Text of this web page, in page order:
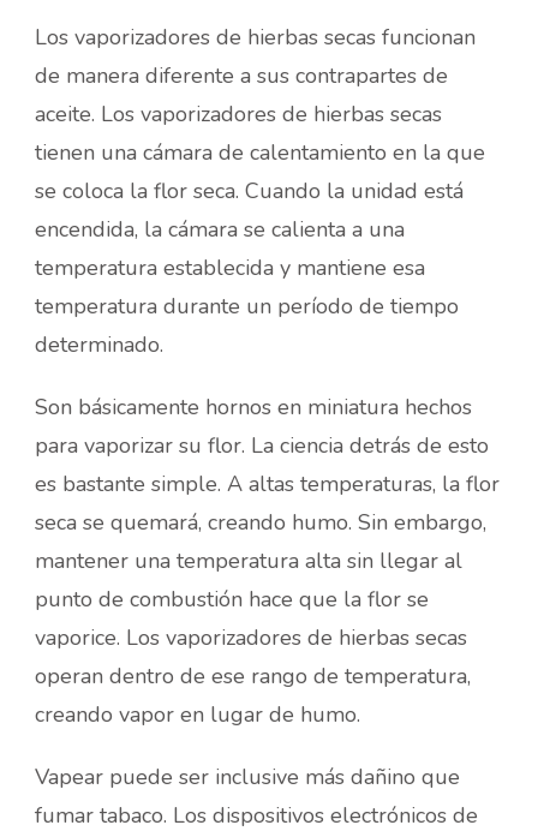
Los vaporizadores de hierbas secas funcionan
de manera diferente a sus contrapartes de
aceite. Los vaporizadores de hierbas secas
tienen una cámara de calentamiento en la que
se coloca la flor seca. Cuando la unidad está
encendida, la cámara se calienta a una
temperatura establecida y mantiene esa
temperatura durante un período de tiempo
determinado.
Son básicamente hornos en miniatura hechos
para vaporizar su flor. La ciencia detrás de esto
es bastante simple. A altas temperaturas, la flor
seca se quemará, creando humo. Sin embargo,
mantener una temperatura alta sin llegar al
punto de combustión hace que la flor se
vaporice. Los vaporizadores de hierbas secas
operan dentro de ese rango de temperatura,
creando vapor en lugar de humo.
Vapear puede ser inclusive más dañino que
fumar tabaco. Los dispositivos electrónicos de